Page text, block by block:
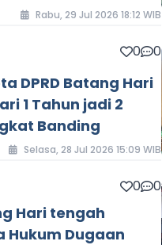
Rabu, 29 Jul 2026 18:12 WIB
0 0
DPRD Batang Hari
1 Tahun jadi 2
Banding
Selasa, 28 Jul 2026 15:09 WIB
0 0
Hari tengah
Dugaan